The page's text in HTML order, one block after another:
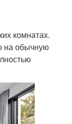
комнатах.
на обычную